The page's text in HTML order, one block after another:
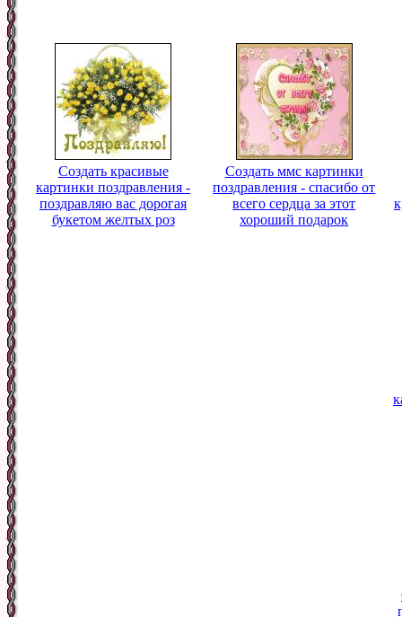
Создать красивые
картинки поздравления -
поздравляю вас дорогая
букетом желтых роз
Создать ммс картинки
поздравления - спасибо от
всего сердца за этот
хороший подарок